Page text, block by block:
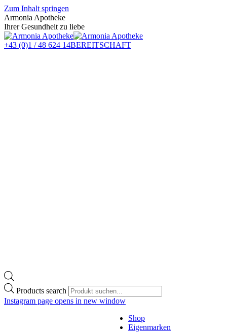
Zum Inhalt springen
Armonia Apotheke
Ihrer Gesundheit zu liebe
+43 (0)1 / 48 624 14BEREITSCHAFT
Products search
Instagram page opens in new window
Shop
Eigenmarken